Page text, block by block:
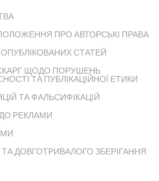
ПРО АВТОРСЬКІ ПРАВА
СТАТЕЙ
ЩОДО ПОРУШЕНЬ
ТА ПУБЛІКАЦІЙНОЇ ЕТИКИ
ТА ФАЛЬСИФІКАЦІЙ
РЕКЛАМИ
ДОВГОТРИВАЛОГО ЗБЕРІГАННЯ